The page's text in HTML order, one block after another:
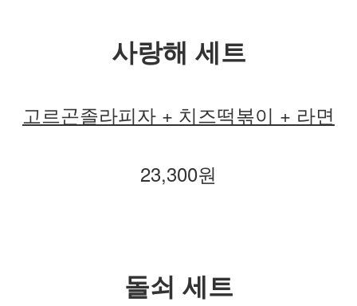
사랑해 세트
고르곤졸라피자 + 치즈떡볶이 + 라면
23,300원
돌쇠 세트